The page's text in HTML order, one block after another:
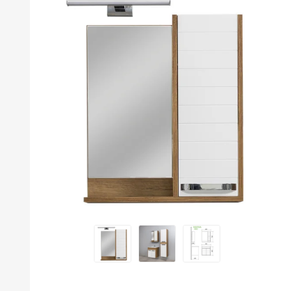
MATERIJALI ZA KERAMIČARSKE RADOVE
ODVOD VODE